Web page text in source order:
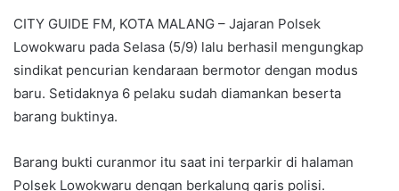
CITY GUIDE FM, KOTA MALANG – Jajaran Polsek
Lowokwaru pada Selasa (5/9) lalu berhasil mengungkap
sindikat pencurian kendaraan bermotor dengan modus
baru. Setidaknya 6 pelaku sudah diamankan beserta
barang buktinya.
Barang bukti curanmor itu saat ini terparkir di halaman
Polsek Lowokwaru dengan berkalung garis polisi.